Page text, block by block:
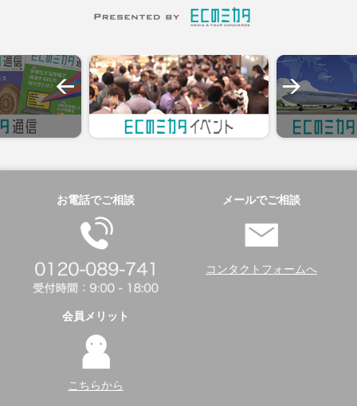
お電話でご相談 メールでご相談
コンタクトフォームへ
会員メリット
こちらから